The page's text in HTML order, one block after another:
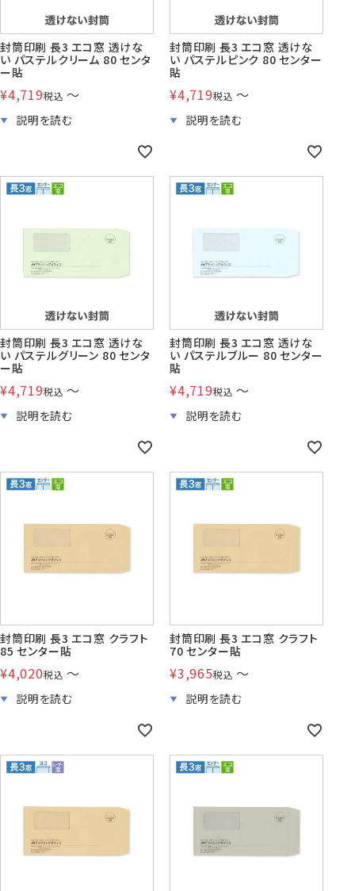
封筒印刷 長3 エコ窓 透けな
い パステルクリーム 80 センタ
ー貼
¥4,719税込 〜
封筒印刷 長3 エコ窓 透けな
い パステルピンク 80 センター
貼
¥4,719税込 〜
封筒印刷 長3 エコ窓 透けな
い パステルグリーン 80 センタ
ー貼
¥4,719税込 〜
封筒印刷 長3 エコ窓 透けな
い パステルブルー 80 センター
貼
¥4,719税込 〜
封筒印刷 長3 エコ窓 クラフト
85 センター貼
¥4,020税込 〜
封筒印刷 長3 エコ窓 クラフト
70 センター貼
¥3,965税込 〜